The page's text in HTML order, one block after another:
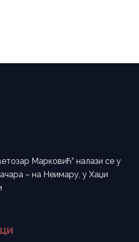
Марковић” налази се у
– на Неимару, у Хаџи